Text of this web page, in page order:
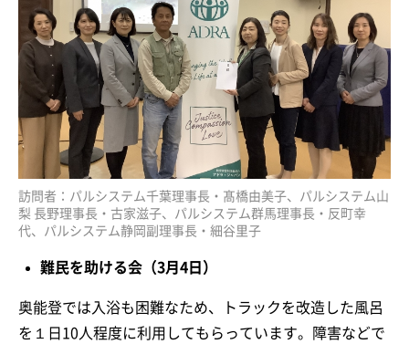
訪問者：パルシステム千葉理事長・髙橋由美子、パルシステム山
梨 長野理事長・古家滋子、パルシステム群馬理事長・反町幸
代、パルシステム静岡副理事長・細谷里子
難民を助ける会（3月4日）
奥能登では入浴も困難なため、トラックを改造した風呂
を１日10人程度に利用してもらっています。障害などで